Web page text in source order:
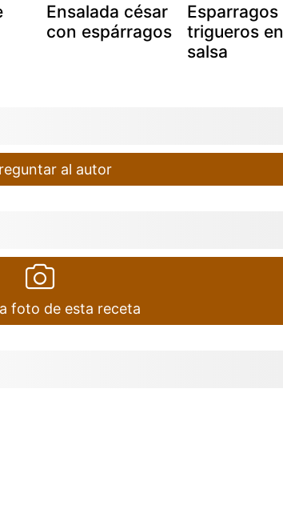
Ensalada césar
con espárragos
Esparragos
trigueros en
salsa
al autor
foto de esta receta